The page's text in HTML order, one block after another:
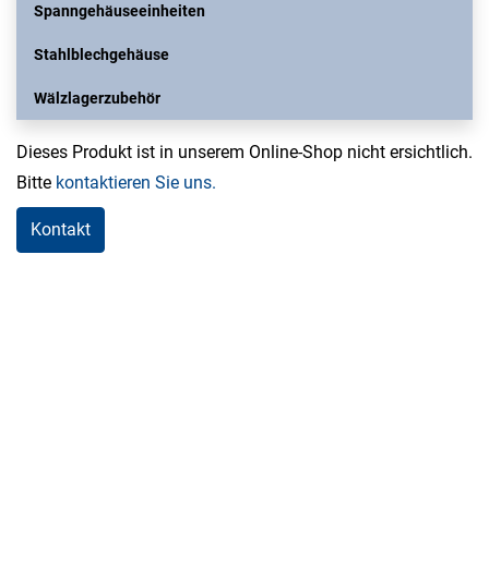
Spanngehäuseeinheiten
Stahlblechgehäuse
Wälzlagerzubehör
Dieses Produkt ist in unserem Online-Shop nicht ersichtlich.
Bitte kontaktieren Sie uns.
Kontakt